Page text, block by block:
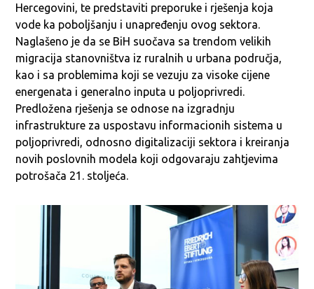
Hercegovini, te predstaviti preporuke i rješenja koja
vode ka poboljšanju i unapređenju ovog sektora.
Naglašeno je da se BiH suočava sa trendom velikih
migracija stanovništva iz ruralnih u urbana područja,
kao i sa problemima koji se vezuju za visoke cijene
energenata i generalno inputa u poljoprivredi.
Predložena rješenja se odnose na izgradnju
infrastrukture za uspostavu informacionih sistema u
poljoprivredi, odnosno digitalizaciji sektora i kreiranja
novih poslovnih modela koji odgovaraju zahtjevima
potrošača 21. stoljeća.